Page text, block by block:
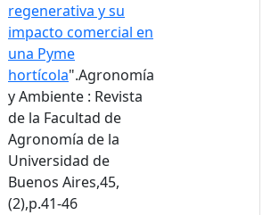
regenerativa y su
impacto comercial en
una Pyme
hortícola".Agronomía
y Ambiente : Revista
de la Facultad de
Agronomía de la
Universidad de
Buenos Aires,45,
(2),p.41-46